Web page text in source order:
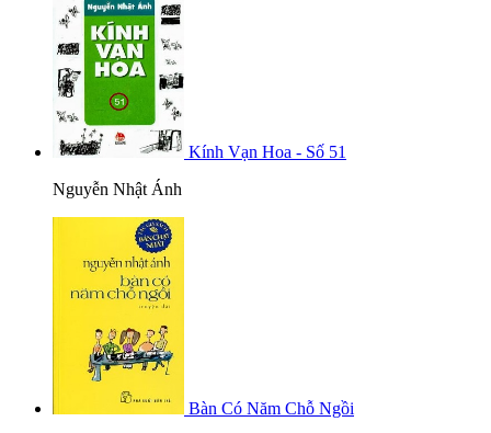
Kính Vạn Hoa - Số 51
Nguyễn Nhật Ánh
Bàn Có Năm Chỗ Ngồi